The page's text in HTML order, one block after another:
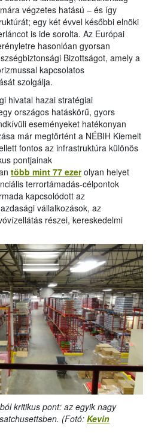
végzetes hatású – és így
egy két évvel későbbi elnöki
is ide sorolta. Az Európai
hasonlóan gyorsan
Bizottságot, amely a
kapcsolatos
szolgálja.
hivatal hazai stratégiai
országos hatáskörű, gyors
eseményeket hatékonyan
már megtörtént a NÉBIH Kiemelt
fontos az infrastruktúra különös
pontjainak
több mint 77 ezerolyan helyet
terrortámadás-célpontok
kapcsolódott az
vállalkozások, az
részei, kereskedelmi
kritikus pont: az egyik nagy
(Fotó: Kevin